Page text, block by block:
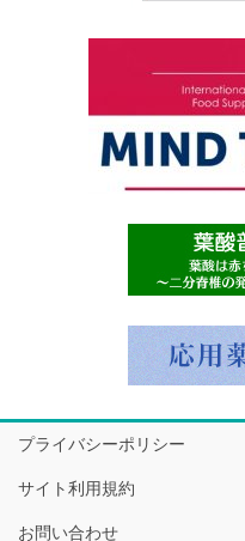
プライバシーポリシー
サイト利用規約
お問い合わせ